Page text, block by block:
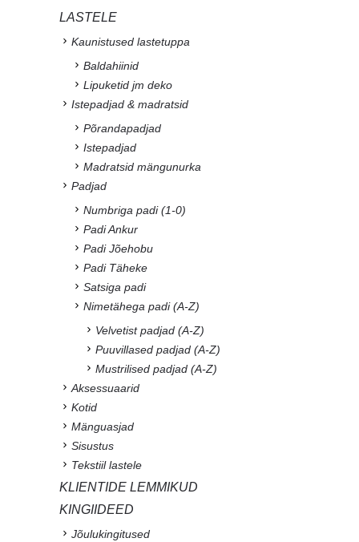
LASTELE
Kaunistused lastetuppa
Baldahiinid
Lipuketid jm deko
Istepadjad & madratsid
Põrandapadjad
Istepadjad
Madratsid mängunurka
Padjad
Numbriga padi (1-0)
Padi Ankur
Padi Jõehobu
Padi Täheke
Satsiga padi
Nimetähega padi (A-Z)
Velvetist padjad (A-Z)
Puuvillased padjad (A-Z)
Mustrilised padjad (A-Z)
Aksessuaarid
Kotid
Mänguasjad
Sisustus
Tekstiil lastele
KLIENTIDE LEMMIKUD
KINGIIDEED
Jõulukingitused